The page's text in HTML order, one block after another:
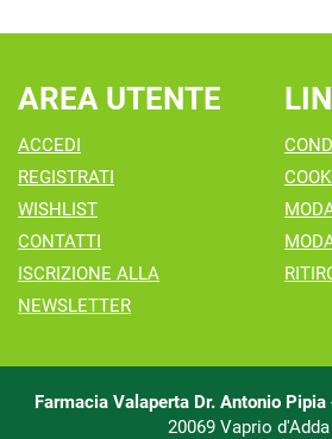
AREA UTENTE
ACCEDI
REGISTRATI
WISHLIST
CONTATTI
ISCRIZIONE ALLA
NEWSLETTER
Farmacia Valaperta Dr. Antonio Pipia
20069 Vaprio